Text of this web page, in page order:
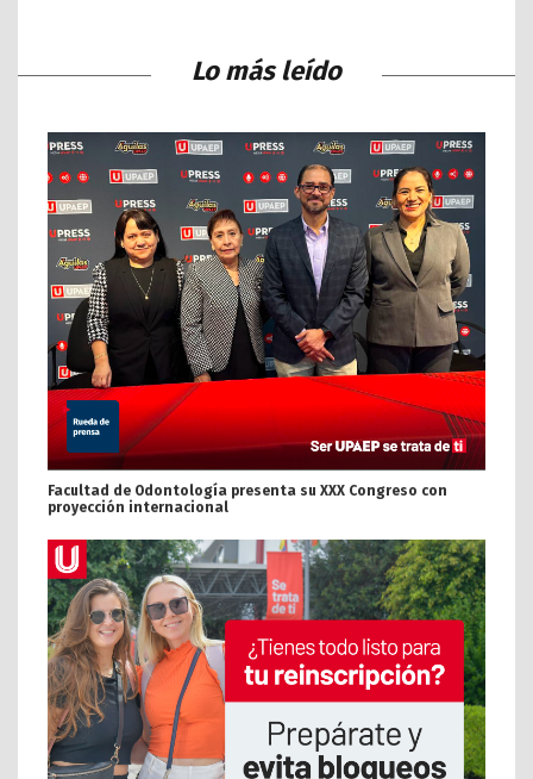
Lo más leído
Facultad de Odontología presenta su XXX Congreso con
proyección internacional